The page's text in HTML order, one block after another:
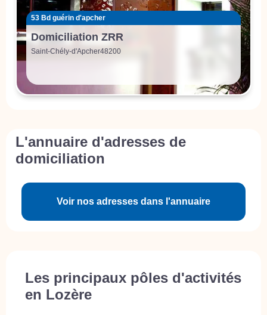
53 Bd guérin d'apcher
Domiciliation ZRR
Saint-Chély-d'Apcher48200
L'annuaire d'adresses de
domiciliation
Voir nos adresses dans l'annuaire
Les principaux pôles d'activités
en Lozère